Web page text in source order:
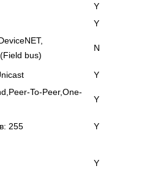
Y
Y
bus)
N
Y
To-Peer,One-
Y
255
Y
Y